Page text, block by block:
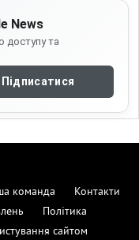
News
доступу та
Підписатися
команда
Контакти
Політика
сайтом